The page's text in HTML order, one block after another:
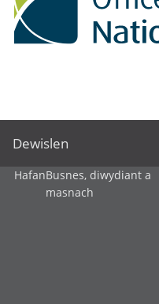
Dewislen
HafanBusnes, diwydiant a
masnach